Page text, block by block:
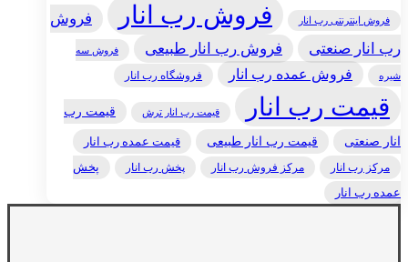
فروش اینترنتی رب انار فروش رب انار
فروش
رب انار صنعتی
فروش رب انار طبیعی فروش سه
شیره فروش عمده رب انار فروشگاه رب انار
قیمت رب انار قیمت رب انار ترش قیمت رب
انار صنعتی قیمت رب انار طبیعی قیمت عمده رب انار
مرکز رب انار مرکز فروش رب انار پخش رب انار
پخش
عمده رب انار